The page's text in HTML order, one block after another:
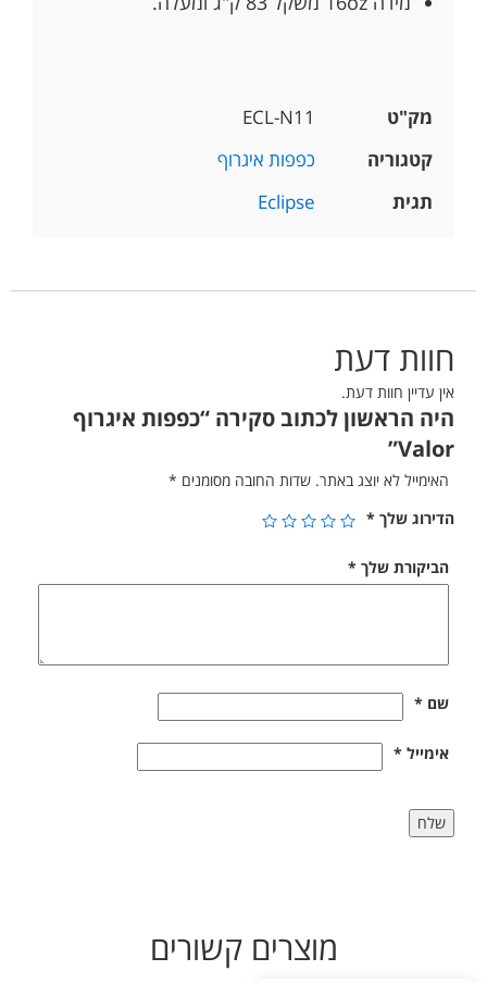
מק"ט
ECL-N11
קטגוריה
כפפות איגרוף
תגית
Eclipse
חוות דעת
אין עדיין חוות דעת.
היה הראשון לכתוב סקירה “כפפות איגרוף
Valor”
האימייל לא יוצג באתר. שדות החובה מסומנים *
הדירוג שלך *
הביקורת שלך *
שם *
אימייל *
מוצרים קשורים